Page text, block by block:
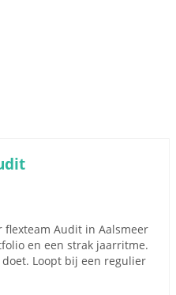
flexteam Audit in Aalsmeer
en een strak jaarritme.
Loopt bij een regulier